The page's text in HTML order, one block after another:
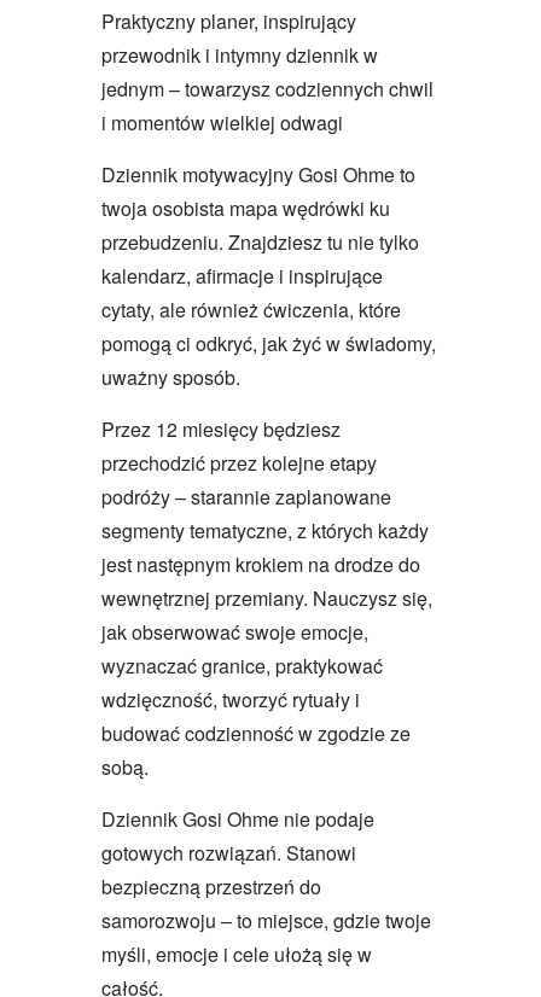
Praktyczny planer, inspirujący
przewodnik i intymny dziennik w
jednym – towarzysz codziennych chwil
i momentów wielkiej odwagi
Dziennik motywacyjny Gosi Ohme to
twoja osobista mapa wędrówki ku
przebudzeniu. Znajdziesz tu nie tylko
kalendarz, afirmacje i inspirujące
cytaty, ale również ćwiczenia, które
pomogą ci odkryć, jak żyć w świadomy,
uważny sposób.
Przez 12 miesięcy będziesz
przechodzić przez kolejne etapy
podróży – starannie zaplanowane
segmenty tematyczne, z których każdy
jest następnym krokiem na drodze do
wewnętrznej przemiany. Nauczysz się,
jak obserwować swoje emocje,
wyznaczać granice, praktykować
wdzięczność, tworzyć rytuały i
budować codzienność w zgodzie ze
sobą.
Dziennik Gosi Ohme nie podaje
gotowych rozwiązań. Stanowi
bezpieczną przestrzeń do
samorozwoju – to miejsce, gdzie twoje
myśli, emocje i cele ułożą się w
całość.